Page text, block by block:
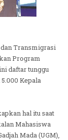
Transmigrasi
Program
daftar tunggu
Kepala
hal itu saat
Mahasiswa
Mada (UGM),